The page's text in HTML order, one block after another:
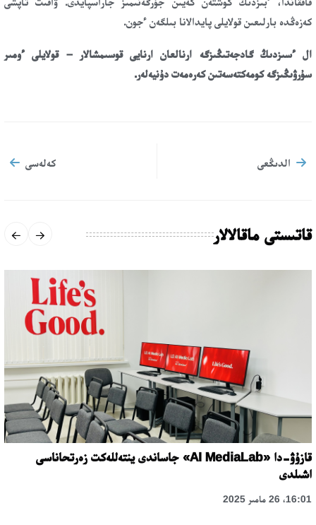
كەزەڭدە بارلىعىن قولايلى پايدالانا بىلگەن ءجون.
ال ءسىزدىڭ گادجەتىڭىزگە ارنالعان ارنايى قوسىمشالار – قولايلى ءومىر
سۇرۋىڭىزگە كومەكتەسەتىن كەرەمەت دۇنيەلەر.
الدىڭعى كەلەسى
قاتىستى ماقالالار
قازۇۋ-دا «AI MediaLab» جاساندى ينتەللەكت زەرتحاناسى
اشىلدى
16:01، 26 مامىر 2025